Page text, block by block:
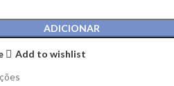
ADICIONAR
Add to wishlist